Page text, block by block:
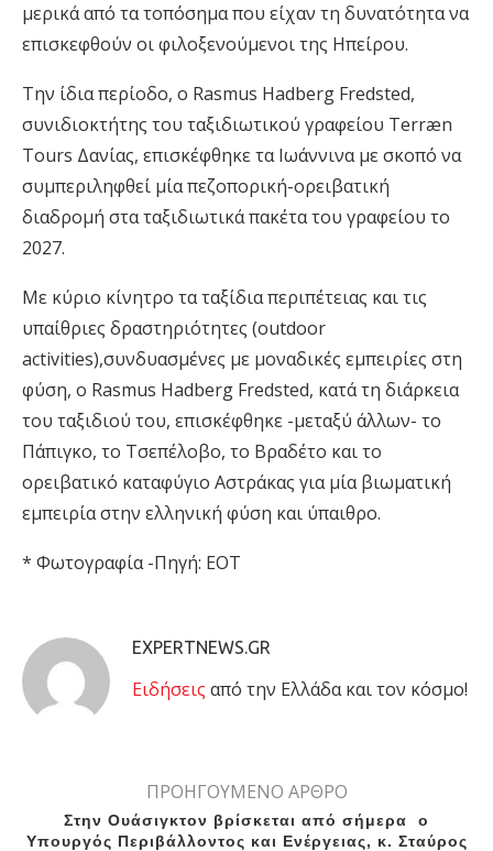
μερικά από τα τοπόσημα που είχαν τη δυνατότητα να
επισκεφθούν οι φιλοξενούμενοι της Ηπείρου.
Την ίδια περίοδο, ο Rasmus Hadberg Fredsted,
συνιδιοκτήτης του ταξιδιωτικού γραφείου Terræn
Tours Δανίας, επισκέφθηκε τα Ιωάννινα με σκοπό να
συμπεριληφθεί μία πεζοπορική-ορειβατική
διαδρομή στα ταξιδιωτικά πακέτα του γραφείου το
2027.
Με κύριο κίνητρο τα ταξίδια περιπέτειας και τις
υπαίθριες δραστηριότητες (outdoor
activities),συνδυασμένες με μοναδικές εμπειρίες στη
φύση, ο Rasmus Hadberg Fredsted, κατά τη διάρκεια
του ταξιδιού του, επισκέφθηκε -μεταξύ άλλων- το
Πάπιγκο, το Τσεπέλοβο, το Βραδέτο και το
ορειβατικό καταφύγιο Αστράκας για μία βιωματική
εμπειρία στην ελληνική φύση και ύπαιθρο.
* Фωτογραφία -Πηγή: ΕΟΤ
EXPERTNEWS.GR
Eιδήσεις από την Ελλάδα και τον κόσμο!
ΠΡΟΗΓΟΥΜΕΝΟ ΑΡΘΡΟ
Στην Ουάσιγκτον βρίσκεται από σήμερα ο
Υπουργός Περιβάλλοντος και Ενέργειας, κ. Σταύρος